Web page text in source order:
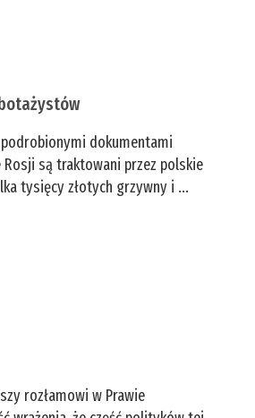
dokumentami
są traktowani przez polskie
tysięcy złotych grzywny i ...
rozłamowi w Prawie